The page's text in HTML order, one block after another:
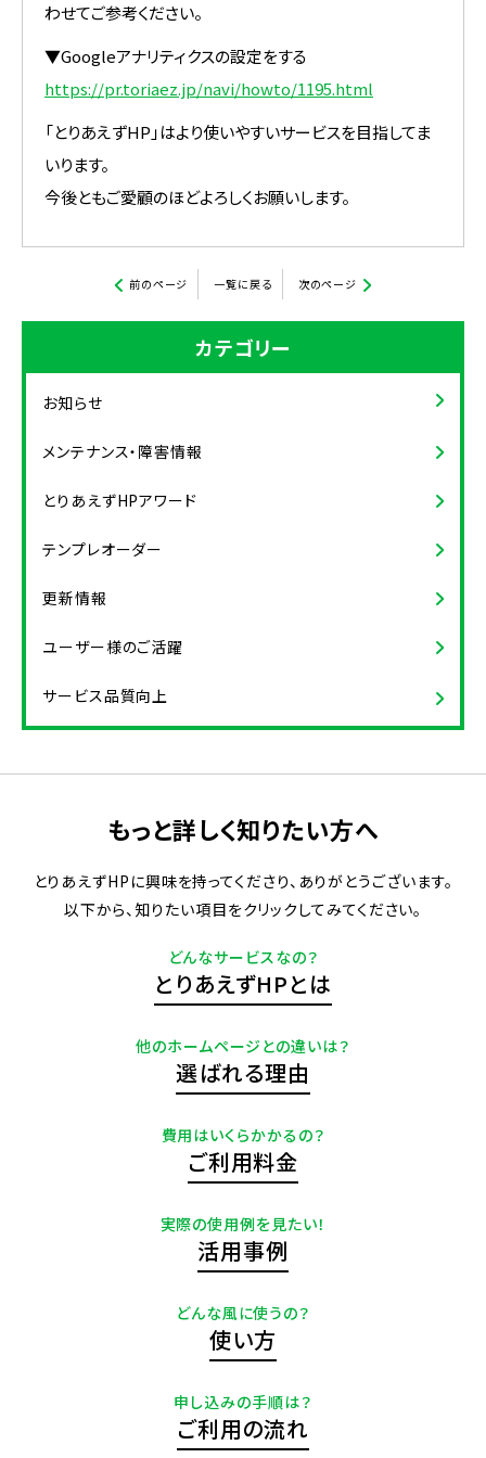
わせてご参考ください。
▼Googleアナリティクスの設定をする
https://pr.toriaez.jp/navi/howto/1195.html
「とりあえずHP」はより使いやすいサービスを目指してま
いります。
今後ともご愛顧のほどよろしくお願いします。
前のページ 一覧に戻る 次のページ
カテゴリー
お知らせ
メンテナンス・障害情報
とりあえずHPアワード
テンプレオーダー
更新情報
ユーザー様のご活躍
サービス品質向上
もっと詳しく知りたい方へ
とりあえずHPに興味を持ってくださり、ありがとうございます。
以下から、知りたい項目をクリックしてみてください。
どんなサービスなの？
とりあえずHPとは
他のホームページとの違いは？
選ばれる理由
費用はいくらかかるの？
ご利用料金
実際の使用例を見たい！
活用事例
どんな風に使うの？
使い方
申し込みの手順は？
ご利用の流れ